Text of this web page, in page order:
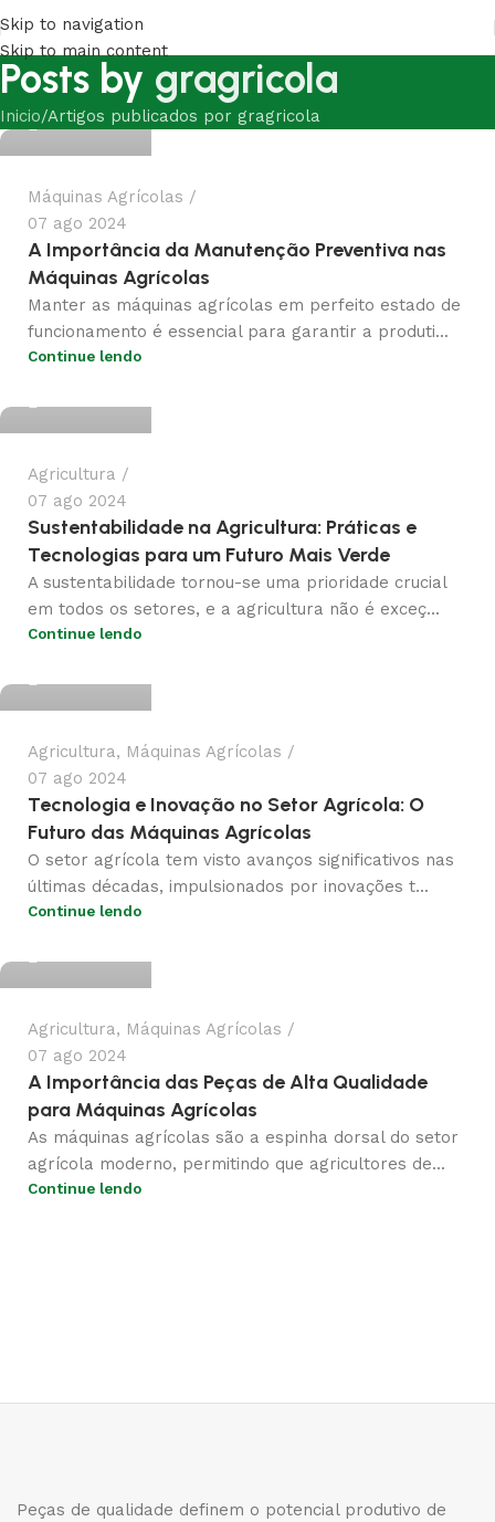
Skip to navigation
Skip to main content
Posts by gragricola
Inicio Artigos publicados por gragricola
gragricola
Máquinas Agrícolas
07 ago 2024
A Importância da Manutenção Preventiva nas
Máquinas Agrícolas
Manter as máquinas agrícolas em perfeito estado de
funcionamento é essencial para garantir a produti...
Continue lendo
Agricultura
07 ago 2024
Sustentabilidade na Agricultura: Práticas e
Tecnologias para um Futuro Mais Verde
A sustentabilidade tornou-se uma prioridade crucial
em todos os setores, e a agricultura não é exceç...
Continue lendo
Agricultura, Máquinas Agrícolas
07 ago 2024
Tecnologia e Inovação no Setor Agrícola: O
Futuro das Máquinas Agrícolas
O setor agrícola tem visto avanços significativos nas
últimas décadas, impulsionados por inovações t...
Continue lendo
Agricultura, Máquinas Agrícolas
07 ago 2024
A Importância das Peças de Alta Qualidade
para Máquinas Agrícolas
As máquinas agrícolas são a espinha dorsal do setor
agrícola moderno, permitindo que agricultores de...
Continue lendo
Peças de qualidade definem o potencial produtivo de